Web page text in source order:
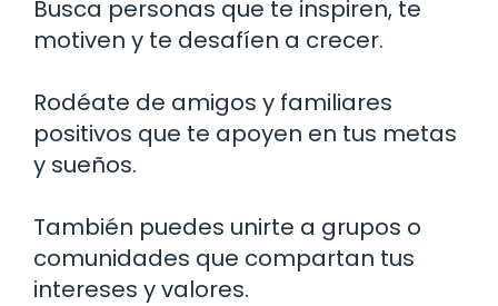
Busca personas que te inspiren, te
motiven y te desafíen a crecer.
Rodéate de amigos y familiares
positivos que te apoyen en tus metas
y sueños.
También puedes unirte a grupos o
comunidades que compartan tus
intereses y valores.